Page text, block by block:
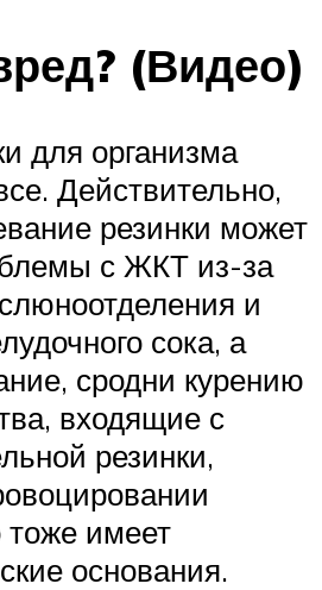
(Видео)
для организма
Действительно,
резинки может
с ЖКТ из-за
и
сока, а
сродни курению
входящие с
резинки,
тоже имеет
основания.